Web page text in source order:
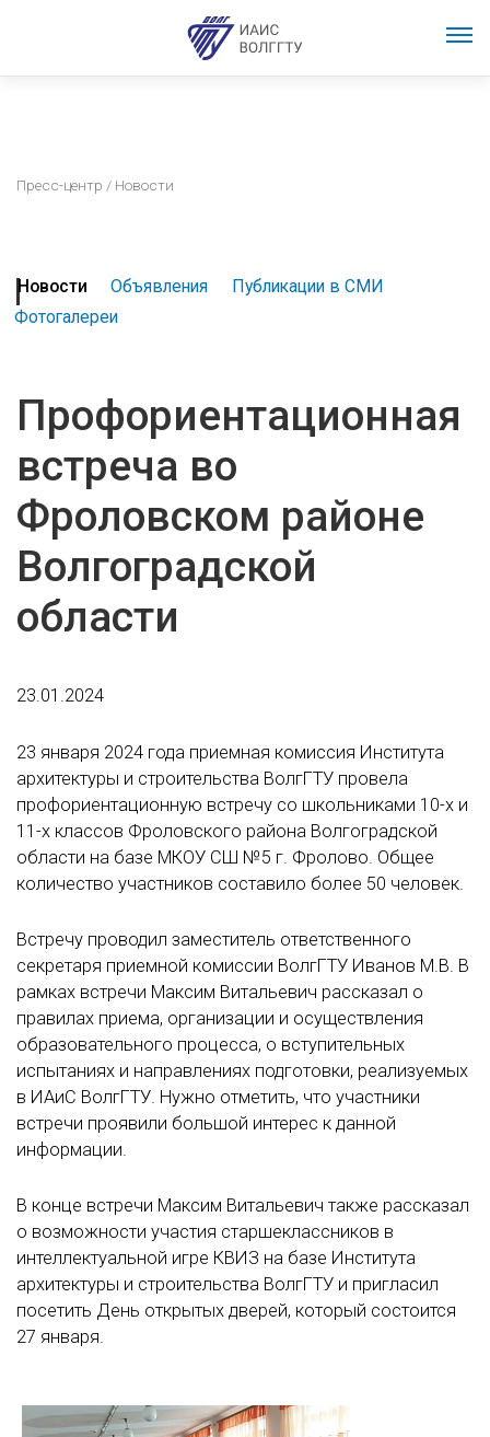
Пресс-центр / Новости
Новости Объявления
Публикации в СМИ
Фотогалереи
Профориентационная
встреча во
Фроловском районе
Волгоградской
области
23.01.2024
23 января 2024 года приемная комиссия Института
архитектуры и строительства ВолгГТУ провела
профориентационную встречу со школьниками 10-х и
11-х классов Фроловского района Волгоградской
области на базе МКОУ СШ №5 г. Фролово. Общее
количество участников составило более 50 человек.
Встречу проводил заместитель ответственного
секретаря приемной комиссии ВолгГТУ Иванов М.В. В
рамках встречи Максим Витальевич рассказал о
правилах приема, организации и осуществления
образовательного процесса, о вступительных
испытаниях и направлениях подготовки, реализуемых
в ИАиС ВолгГТУ. Нужно отметить, что участники
встречи проявили большой интерес к данной
информации.
В конце встречи Максим Витальевич также рассказал
о возможности участия старшеклассников в
интеллектуальной игре КВИЗ на базе Института
архитектуры и строительства ВолгГТУ и пригласил
посетить День открытых дверей, который состоится
27 января.